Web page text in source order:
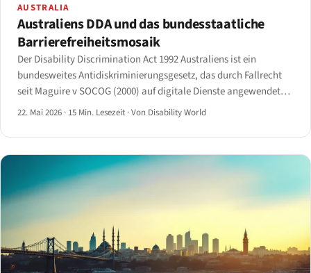
AUSTRALIA
Australiens DDA und das bundesstaatliche
Barrierefreiheitsmosaik
Der Disability Discrimination Act 1992 Australiens ist ein
bundesweites Antidiskriminierungsgesetz, das durch Fallrecht
seit Maguire v SOCOG (2000) auf digitale Dienste angewendet
wird.
22. Mai 2026 · 15 Min. Lesezeit ·Von Disability World